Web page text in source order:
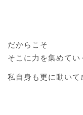
だからこそ
そこに力を集めてい
私自身も更に動いて